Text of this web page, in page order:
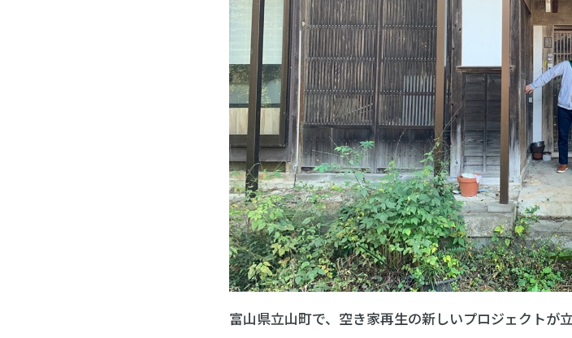
富山県立山町で、空き家再生の新しいプロジェクトが立